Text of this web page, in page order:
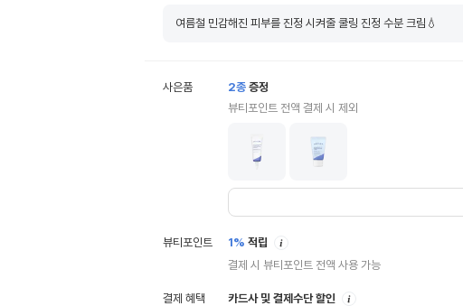
여름철 민감해진 피부를 진정 시켜줄 쿨링 진정 수분 크림💧
사은품 2종 증정
뷰티포인트 전액 결제 시 제외
뷰티포인트 1% 적립
결제 시 뷰티포인트 전액 사용 가능
결제 혜택 카드사 및 결제수단 할인